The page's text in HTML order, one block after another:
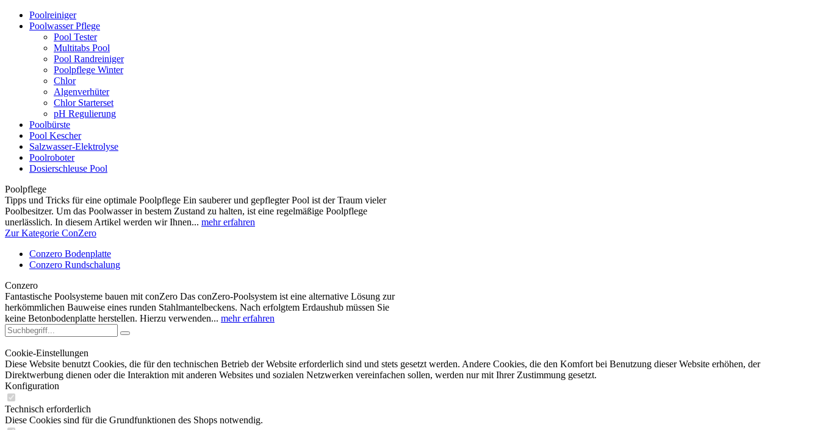
Poolreiniger
Poolwasser Pflege
Pool Tester
Multitabs Pool
Pool Randreiniger
Poolpflege Winter
Chlor
Algenverhüter
Chlor Starterset
pH Regulierung
Poolbürste
Pool Kescher
Salzwasser-Elektrolyse
Poolroboter
Dosierschleuse Pool
Poolpflege
Tipps und Tricks für eine optimale Poolpflege Ein sauberer und gepflegter Pool ist der Traum vieler
Poolbesitzer. Um das Poolwasser in bestem Zustand zu halten, ist eine regelmäßige Poolpflege
unerlässlich. In diesem Artikel werden wir Ihnen... mehr erfahren
Zur Kategorie ConZero
Conzero Bodenplatte
Conzero Rundschalung
Conzero
Fantastische Poolsysteme bauen mit conZero Das conZero-Poolsystem ist eine alternative Lösung zur
herkömmlichen Bauweise eines runden Stahlmantelbeckens. Nach erfolgtem Erdaushub müssen Sie
keine Betonbodenplatte herstellen. Hierzu verwenden... mehr erfahren
Cookie-Einstellungen
Diese Website benutzt Cookies, die für den technischen Betrieb der Website erforderlich sind und stets gesetzt werden. Andere Cookies, die den Komfort bei Benutzung dieser Website erhöhen, der
Direktwerbung dienen oder die Interaktion mit anderen Websites und sozialen Netzwerken vereinfachen sollen, werden nur mit Ihrer Zustimmung gesetzt.
Konfiguration
Technisch erforderlich
Diese Cookies sind für die Grundfunktionen des Shops notwendig.